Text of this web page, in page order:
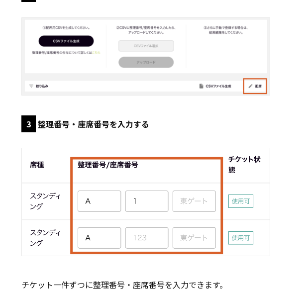
3 整理番号・座席番号を入力する
チケット一件ずつに整理番号・座席番号を入力できます。